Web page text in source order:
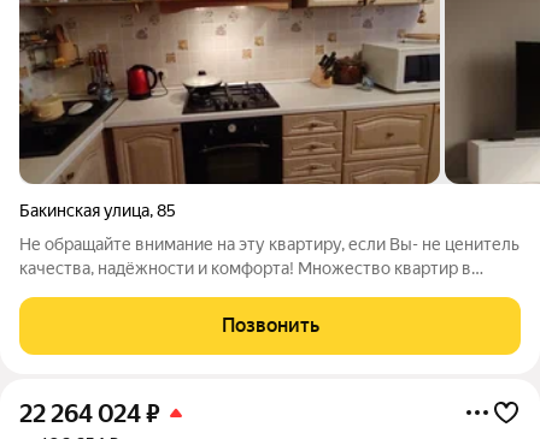
Бакинская улица,85
Не обращайте внимание на эту квартиру, если Вы- не ценитель
качества, надёжности и комфорта! Множество квартир в
звукоизоляции и прочности этого здания. Просторная
статусная трёхкомнатная
Позвонить
22 264 024₽